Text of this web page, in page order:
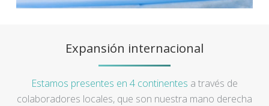
Expansión internacional
Estamos presentes en 4 continentes a través de
colaboradores locales, que son nuestra mano derecha